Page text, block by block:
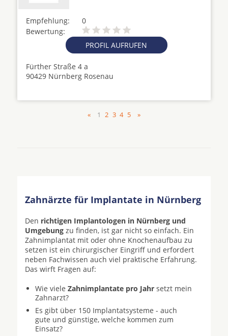
Empfehlung:
0
Bewertung:
PROFIL AUFRUFEN
Fürther Straße 4 a
90429 Nürnberg Rosenau
« 1 2 3 4 5 »
Zahnärzte für Implantate in Nürnberg
Den richtigen Implantologen in Nürnberg und
Umgebung zu finden, ist gar nicht so einfach. Ein
Zahnimplantat mit oder ohne Knochenaufbau zu
setzen ist ein chirurgischer Eingriff und erfordert
neben Fachwissen auch viel praktische Erfahrung.
Das wirft Fragen auf:
Wie viele Zahnimplantate pro Jahr setzt mein
Zahnarzt?
Es gibt über 150 Implantatsysteme - auch
gute und günstige, welche kommen zum
Einsatz?